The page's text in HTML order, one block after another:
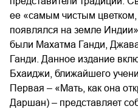
ее «самым чистым цветком,
появлялся на земле
были Махатма Ганди,
Ганди. Данное издание
Бхаиджи, ближайшего
Первая – «Мать, как она
Даршан) – представляет